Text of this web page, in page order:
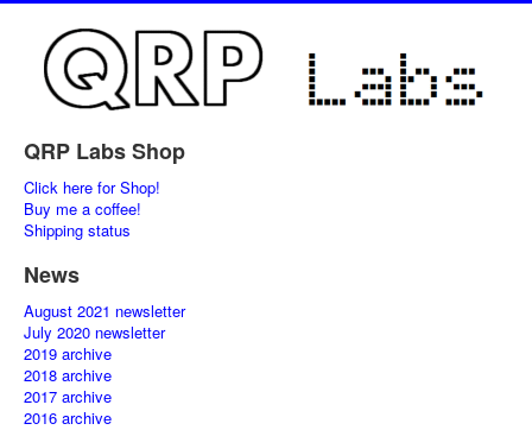
QRP Labs Shop
Click here for Shop!
Buy me a coffee!
Shipping status
News
August 2021 newsletter
July 2020 newsletter
2019 archive
2018 archive
2017 archive
2016 archive